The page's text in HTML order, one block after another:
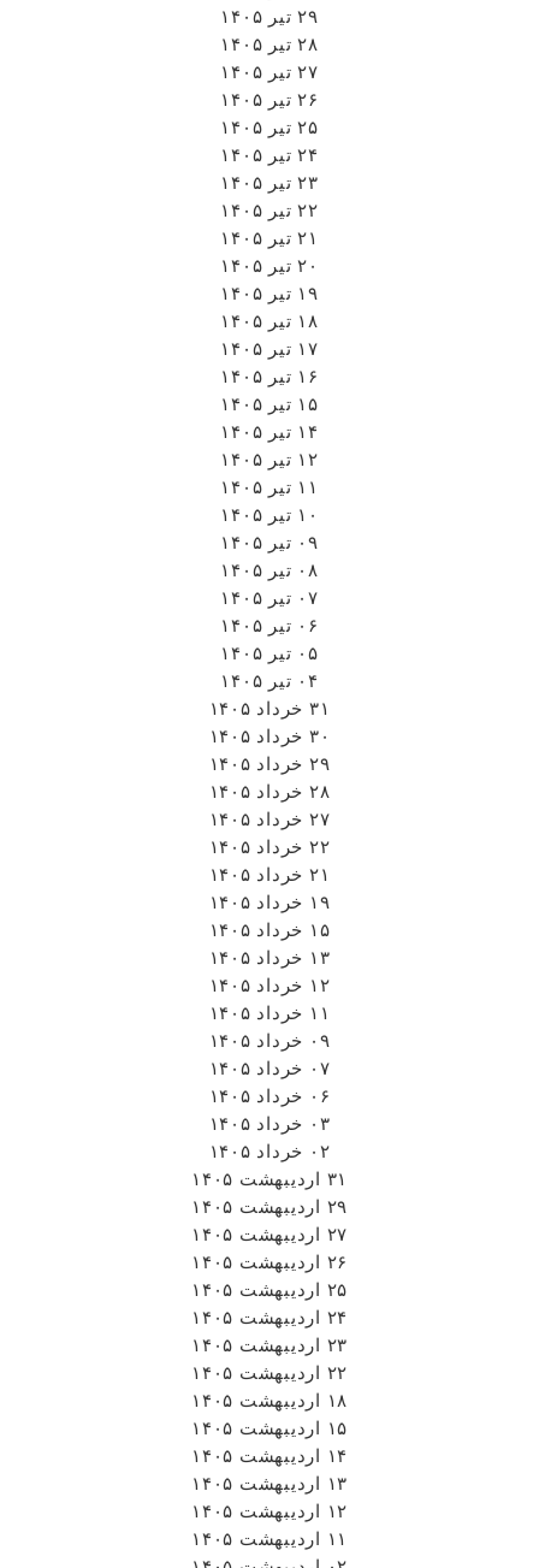
۲۹ تیر ۱۴۰۵
۲۸ تیر ۱۴۰۵
۲۷ تیر ۱۴۰۵
۲۶ تیر ۱۴۰۵
۲۵ تیر ۱۴۰۵
۲۴ تیر ۱۴۰۵
۲۳ تیر ۱۴۰۵
۲۲ تیر ۱۴۰۵
۲۱ تیر ۱۴۰۵
۲۰ تیر ۱۴۰۵
۱۹ تیر ۱۴۰۵
۱۸ تیر ۱۴۰۵
۱۷ تیر ۱۴۰۵
۱۶ تیر ۱۴۰۵
۱۵ تیر ۱۴۰۵
۱۴ تیر ۱۴۰۵
۱۲ تیر ۱۴۰۵
۱۱ تیر ۱۴۰۵
۱۰ تیر ۱۴۰۵
۰۹ تیر ۱۴۰۵
۰۸ تیر ۱۴۰۵
۰۷ تیر ۱۴۰۵
۰۶ تیر ۱۴۰۵
۰۵ تیر ۱۴۰۵
۰۴ تیر ۱۴۰۵
۳۱ خرداد ۱۴۰۵
۳۰ خرداد ۱۴۰۵
۲۹ خرداد ۱۴۰۵
۲۸ خرداد ۱۴۰۵
۲۷ خرداد ۱۴۰۵
۲۲ خرداد ۱۴۰۵
۲۱ خرداد ۱۴۰۵
۱۹ خرداد ۱۴۰۵
۱۵ خرداد ۱۴۰۵
۱۳ خرداد ۱۴۰۵
۱۲ خرداد ۱۴۰۵
۱۱ خرداد ۱۴۰۵
۰۹ خرداد ۱۴۰۵
۰۷ خرداد ۱۴۰۵
۰۶ خرداد ۱۴۰۵
۰۳ خرداد ۱۴۰۵
۰۲ خرداد ۱۴۰۵
۳۱ اردیبهشت ۱۴۰۵
۲۹ اردیبهشت ۱۴۰۵
۲۷ اردیبهشت ۱۴۰۵
۲۶ اردیبهشت ۱۴۰۵
۲۵ اردیبهشت ۱۴۰۵
۲۴ اردیبهشت ۱۴۰۵
۲۳ اردیبهشت ۱۴۰۵
۲۲ اردیبهشت ۱۴۰۵
۱۸ اردیبهشت ۱۴۰۵
۱۵ اردیبهشت ۱۴۰۵
۱۴ اردیبهشت ۱۴۰۵
۱۳ اردیبهشت ۱۴۰۵
۱۲ اردیبهشت ۱۴۰۵
۱۱ اردیبهشت ۱۴۰۵